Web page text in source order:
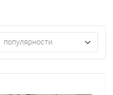
популярности